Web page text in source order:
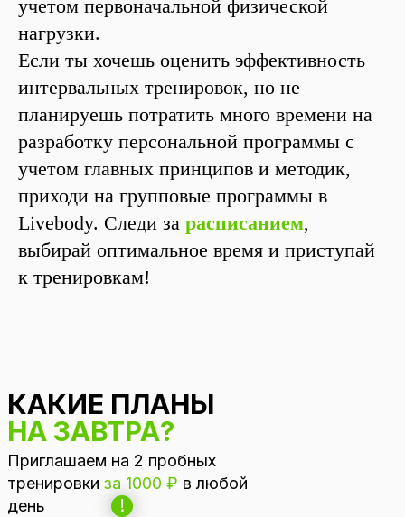
учетом первоначальной физической
нагрузки.
Если ты хочешь оценить эффективность
интервальных тренировок, но не
планируешь потратить много времени на
разработку персональной программы с
учетом главных принципов и методик,
приходи на групповые программы в
Livebody. Следи за расписанием,
выбирай оптимальное время и приступай
к тренировкам!
КАКИЕ ПЛАНЫ
НА ЗАВТРА?
Приглашаем на 2 пробных
тренировки за 1000 ₽ в любой
день
!